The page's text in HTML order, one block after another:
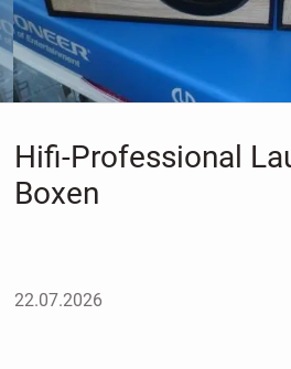
Hifi-Professional
Boxen
22.07.2026